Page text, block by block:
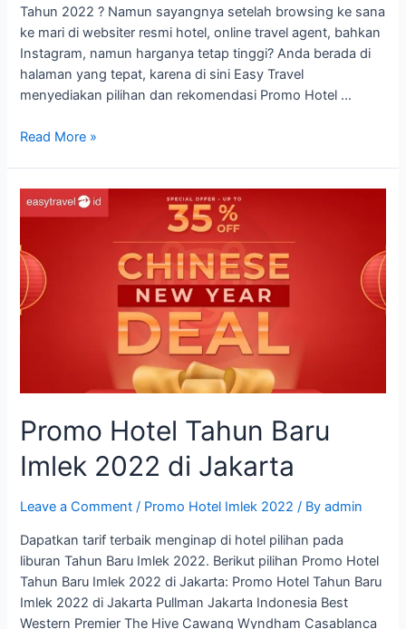
Tahun 2022 ? Namun sayangnya setelah browsing ke sana
ke mari di websiter resmi hotel, online travel agent, bahkan
Instagram, namun harganya tetap tinggi? Anda berada di
halaman yang tepat, karena di sini Easy Travel
menyediakan pilihan dan rekomendasi Promo Hotel …
Promo
Awal
Tahun
Read More »
Promo Hotel Tahun Baru
Imlek 2022 di Jakarta
Leave a Comment / Promo Hotel Imlek 2022 / Byadmin
Dapatkan tarif terbaik menginap di hotel pilihan pada
liburan Tahun Baru Imlek 2022. Berikut pilihan Promo Hotel
Tahun Baru Imlek 2022 di Jakarta: Promo Hotel Tahun Baru
Imlek 2022 di Jakarta Pullman Jakarta Indonesia Best
Western Premier The Hive Cawang Wyndham Casablanca